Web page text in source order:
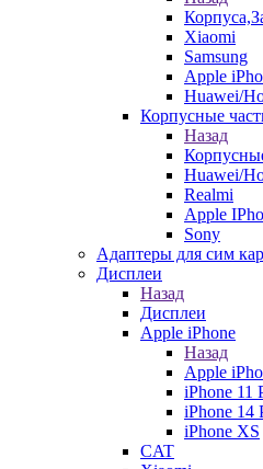
Xiaomi
Samsung
Apple
Huawei/
Корпусные
Назад
Huawei/
Realmi
Apple
Sony
Адаптеры для сим
Дисплеи
Назад
Дисплеи
Apple iPhone
Назад
Apple
iPhone 11
iPhone 14
iPhone XS
CAT